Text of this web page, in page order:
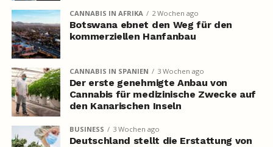
CANNABIS IN AFRIKA 2 Wochen ago
Botswana ebnet den Weg für den
kommerziellen Hanfanbau
CANNABIS IN SPANIEN 3 Wochen ago
Der erste genehmigte Anbau von
Cannabis für medizinische Zwecke auf
den Kanarischen Inseln
BUSINESS 3 Wochen ago
Deutschland stellt die Erstattung von